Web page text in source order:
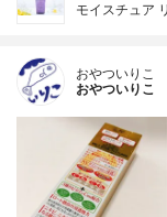
モイスチュア
おやついりこ
おやついりこ